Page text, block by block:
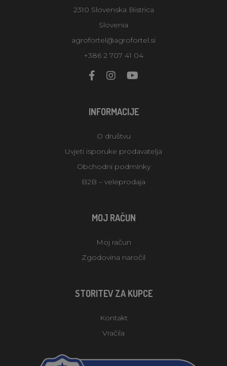
2310 Slovenska Bistrica
Slovenia
agrofortel@agrofortel.si
+386 2 707 41 04
INFORMACIJE
O društvu
Uvjeti isporuke prodavatelja
Obchodní podmínky
B2B – veleprodaja
MOJ RAČUN
Moj račun
Zgodovina naročil
STORITEV ZA KUPCE
Kontakt
Vračila